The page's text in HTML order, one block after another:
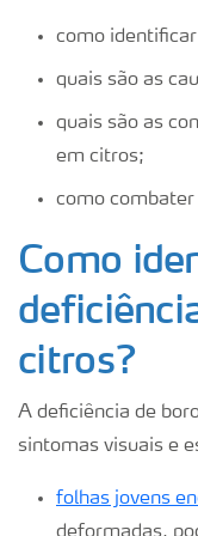
como
quais são as
quais são as
em citros;
como combater
Como
citros?
A deficiência de
sintomas visuais e
folhas jovens